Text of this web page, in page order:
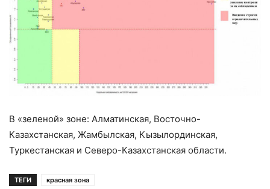
В «зеленой» зоне: Алматинская, Восточно-
Казахстанская, Жамбылская, Кызылординская,
Туркестанская и Северо-Казахстанская области.
ТЕГИ красная зона